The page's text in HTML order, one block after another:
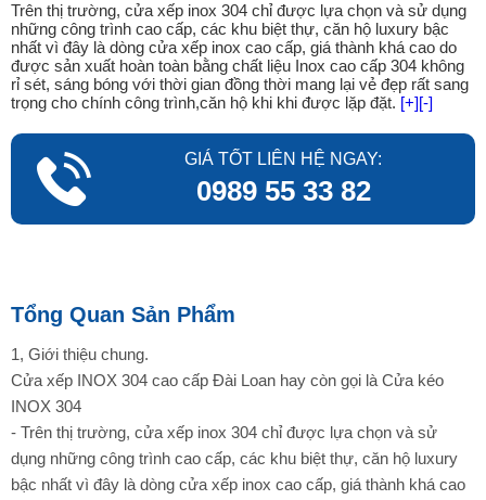
Trên thị trường, cửa xếp inox 304 chỉ được lựa chọn và sử dụng
những công trình cao cấp, các khu biệt thự, căn hộ luxury bậc
nhất vì đây là dòng cửa xếp inox cao cấp, giá thành khá cao do
được sản xuất hoàn toàn bằng chất liệu Inox cao cấp 304 không
rỉ sét, sáng bóng với thời gian đồng thời mang lại vẻ đẹp rất sang
trọng cho chính công trình,căn hộ khi khi được lặp đặt. [+][-]
GIÁ TỐT LIÊN HỆ NGAY:
0989 55 33 82
Tổng Quan Sản Phẩm
1, Giới thiệu chung.
Cửa xếp INOX 304 cao cấp Đài Loan hay còn gọi là Cửa kéo
INOX 304
- Trên thị trường, cửa xếp inox 304 chỉ được lựa chọn và sử
dụng những công trình cao cấp, các khu biệt thự, căn hộ luxury
bậc nhất vì đây là dòng cửa xếp inox cao cấp, giá thành khá cao